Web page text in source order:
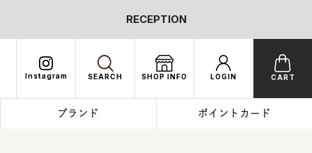
RECEPTION
Instagram SEARCH SHOP INFO LOGIN CART
ブランド ポイントカード